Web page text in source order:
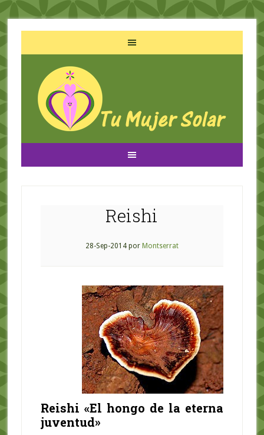
Reishi
28-Sep-2014por Montserrat
Reishi «El hongo de la eterna
juventud»